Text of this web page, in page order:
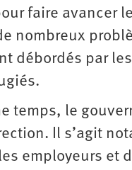
faire avancer
nombreux
débordés par
temps, le
Il s’agit
employeurs et